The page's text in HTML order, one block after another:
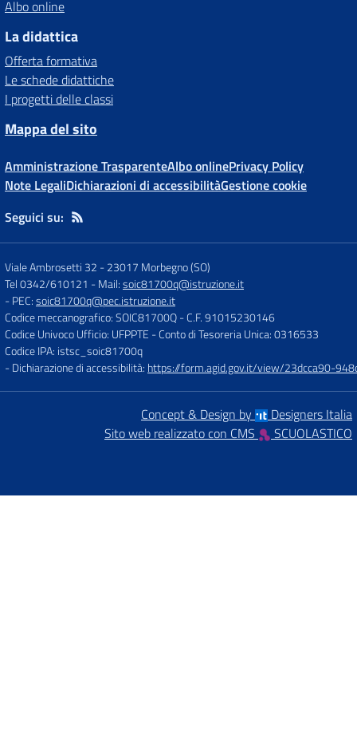
Albo online
La didattica
Offerta formativa
Le schede didattiche
I progetti delle classi
Mappa del sito
Amministrazione TrasparenteAlbo onlinePrivacy Policy
Note LegaliDichiarazioni di accessibilitàGestione cookie
Seguici su:
Viale Ambrosetti 32 -23017 Morbegno (SO)
Tel 0342/610121 - Mail:soic81700q@istruzione.it
- PEC:soic81700q@pec.istruzione.it
Codice meccanografico: SOIC81700Q- C.F. 91015230146
Codice Univoco Ufficio: UFPPTE - Conto di Tesoreria Unica: 0316533
Codice IPA: istsc_soic81700q
- Dichiarazione di accessibilità: https://form.agid.gov.it/view/23dcca90-
Concept & Design by
Designers Italia
Sito web realizzato con CMS
SCUOLASTICO